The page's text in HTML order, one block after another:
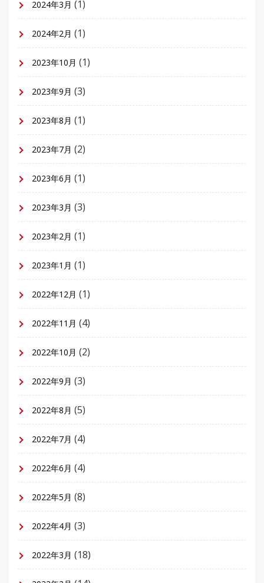
2024年3月 (1)
2024年2月 (1)
2023年10月 (1)
2023年9月 (3)
2023年8月 (1)
2023年7月 (2)
2023年6月 (1)
2023年3月 (3)
2023年2月 (1)
2023年1月 (1)
2022年12月 (1)
2022年11月 (4)
2022年10月 (2)
2022年9月 (3)
2022年8月 (5)
2022年7月 (4)
2022年6月 (4)
2022年5月 (8)
2022年4月 (3)
2022年3月 (18)